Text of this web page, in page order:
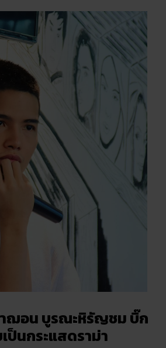
ฌอน บูรณะหิรัญชม บิ๊ก
ป็นกระแสดราม่า